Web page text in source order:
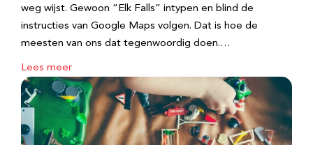
weg wijst. Gewoon “Elk Falls” intypen en blind de
instructies van Google Maps volgen. Dat is hoe de
meesten van ons dat tegenwoordig doen.…
Lees meer